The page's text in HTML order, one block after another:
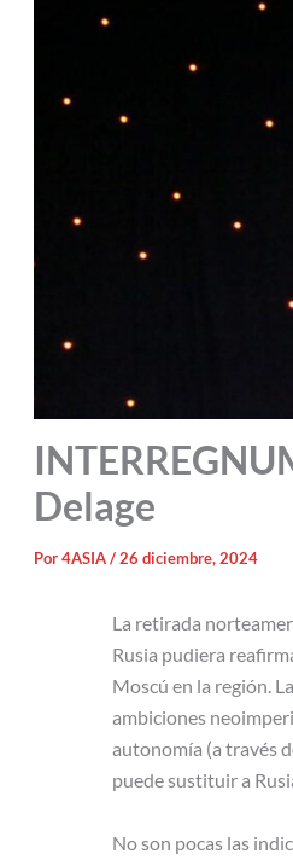
Delage
Por4ASIA/26 diciembre, 2024
La retirada
Rusia pudiera
Moscú en la región.
ambiciones
autonomía (a través
puede sustituir a
No son pocas las